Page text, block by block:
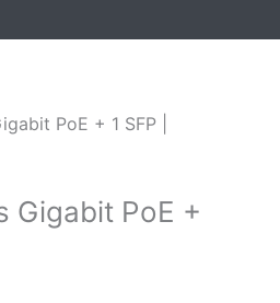
PoE + 1 SFP |
Gigabit PoE +